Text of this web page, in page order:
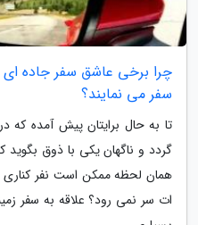
چرا برخی عاشق سفر جاده ای
سفر می نمایند؟
تا به حال برایتان پیش آمده
گردد و ناگهان یکی با ذوق
همان لحظه ممکن است نفر
ات سر نمی رود؟ علاقه به سفر